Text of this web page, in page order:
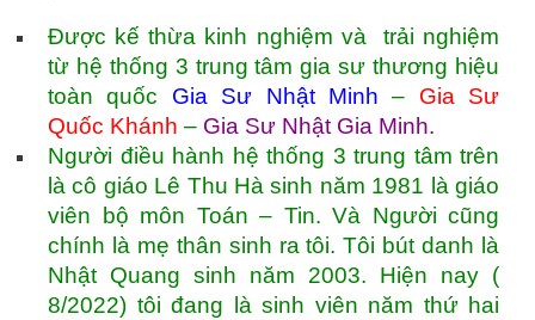
Được kế thừa kinh nghiệm và trải nghiệm
từ hệ thống 3 trung tâm gia sư thương hiệu
toàn quốc Gia Sư Nhật Minh –
Gia Sư
Quốc Khánh – Gia Sư Nhật Gia Minh.
Người điều hành hệ thống 3 trung tâm trên
là cô giáo Lê Thu Hà sinh năm 1981 là giáo
viên bộ môn Toán – Tin. Và Người cũng
chính là mẹ thân sinh ra tôi. Tôi bút danh là
Nhật Quang sinh năm 2003. Hiện nay (
8/2022) tôi đang là sinh viên năm thứ hai